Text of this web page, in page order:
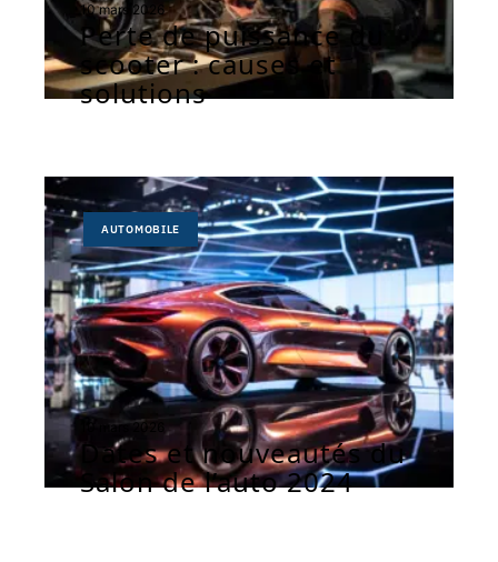
10 mars 2026
Perte de puissance du
scooter : causes et
solutions
AUTOMOBILE
10 mars 2026
Dates et nouveautés du
Salon de l’auto 2024